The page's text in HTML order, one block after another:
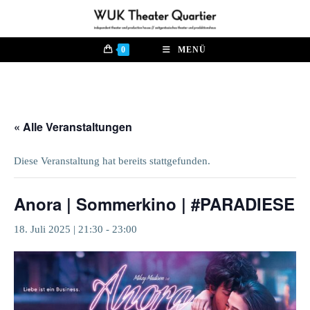
springen
0 MENÜ
« Alle Veranstaltungen
Diese Veranstaltung hat bereits stattgefunden.
Anora | Sommerkino | #PARADIESE
18. Juli 2025 | 21:30 - 23:00